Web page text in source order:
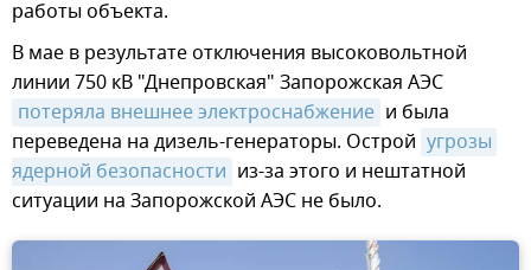
работы объекта.
В мае в результате отключения высоковольтной
линии 750 кВ "Днепровская" Запорожская АЭС
потеряла внешнее электроснабжение и была
переведена на дизель-генераторы. Острой угрозы
ядерной безопасности из-за этого и нештатной
ситуации на Запорожской АЭС не было.